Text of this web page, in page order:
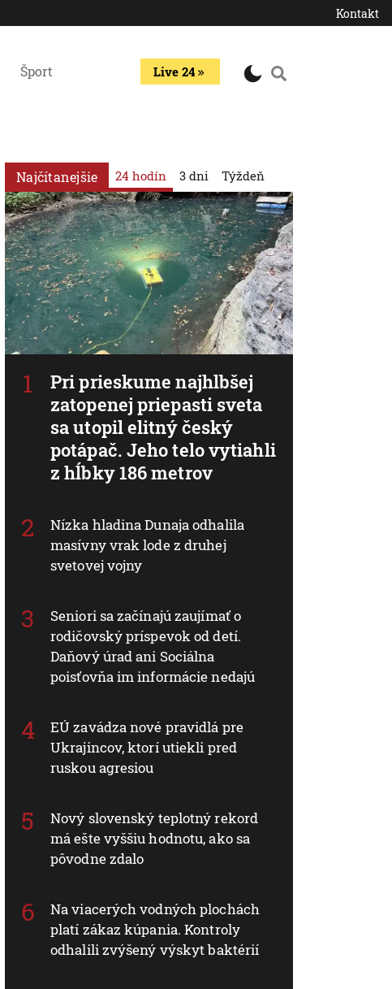
Kontakt
Šport Live 24
Najčítanejšie 24 hodín
Pri prieskume najhlbšej
zatopenej priepasti sveta
sa utopil elitný český
potápač. Jeho telo vytiahli
z hĺbky 186 metrov
Nízka hladina Dunaja odhalila
masívny vrak lode z druhej
svetovej vojny
Seniori sa začínajú zaujímať o
rodičovský príspevok od detí.
Daňový úrad ani Sociálna
poisťovňa im informácie nedajú
EÚ zavádza nové pravidlá pre
Ukrajincov, ktorí utiekli pred
ruskou agresiou
Nový slovenský teplotný rekord
má ešte vyššiu hodnotu, ako sa
pôvodne zdalo
Na viacerých vodných plochách
platí zákaz kúpania. Kontroly
odhalili zvýšený výskyt baktérií
3 dni Týždeň